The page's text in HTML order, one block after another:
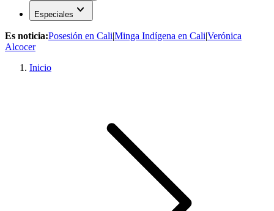
Especiales expand_more
Es noticia:Posesión en Cali|Minga Indígena en Cali|Verónica
Alcocer
Inicio